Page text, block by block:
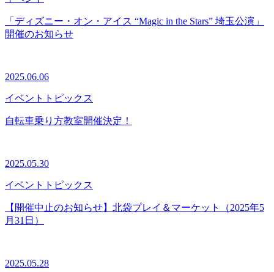
「ディズニー・オン・アイス “Magic in the Stars” 埼玉公演」
開催のお知らせ
2025.06.06
イベント トピックス
自転車乗り方教室開催決定！
2025.05.30
イベント トピックス
【開催中止のお知らせ】北袋プレイ＆マーケット（2025年5
月31日）
2025.05.28